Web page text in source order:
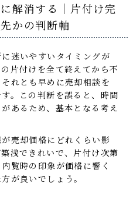
解消する｜片付け完
かの判断軸
迷いやすいタイミングが
片付けを全て終えてから不
れとも早めに売却相談を
。この判断を誤ると、時間
あるため、基本となる考え
売却価格にどれくらい影
浅できれいで、片付け次第
覧時の印象が価格に響く
が良いでしょう。